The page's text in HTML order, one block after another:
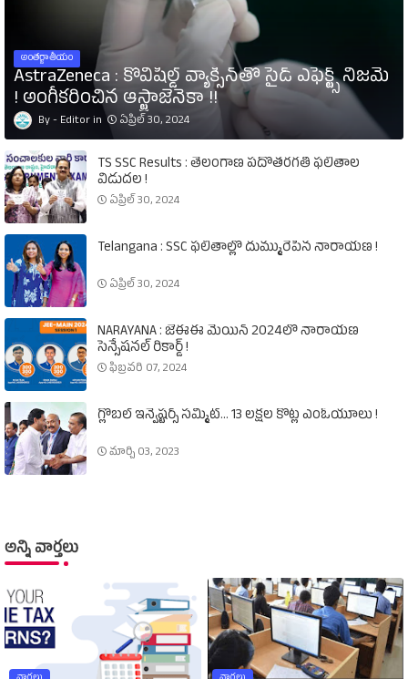
అంతర్జాతీయం
AstraZeneca : కోవిషీల్డ్‌ వ్యాక్సిన్‌తో సైడ్‌ ఎఫెక్ట్స్‌ నిజమే
! అంగీకరించిన ఆస్ట్రాజెనెకా !!
Editor ఏప్రిల్ 30, 2024
TS SSC Results : తెలంగాణ పదోతరగతి ఫలితాల
విడుదల !
ఏప్రిల్ 30, 2024
Telangana : SSC ఫలితాల్లో దుమ్మురేపిన నారాయణ !
ఏప్రిల్ 30, 2024
NARAYANA : జేఈఈ మెయిన్‌ 2024లో నారాయణ
సెన్సేషనల్‌ రికార్డ్‌ !
ఫిబ్రవరి 07, 2024
గ్లోబల్‌ ఇన్వెష్టర్స్‌ సమ్మిట్‌... 13 లక్షల కోట్ల ఎంఓయూలు !
మార్చి 03, 2023
అన్ని వార్తలు